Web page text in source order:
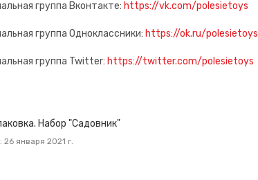
группа Вконтакте: https://vk.com/polesietoys
группа Одноклассники: https://ok.ru/polesietoys
группа Twitter: https://twitter.com/polesietoys
Набор "Садовник"
26 января 2021 г.